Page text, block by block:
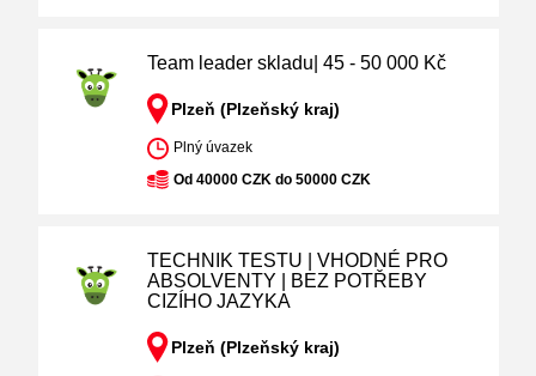
Team leader skladu| 45 - 50 000 Kč
Plzeň (Plzeňský kraj)
Plný úvazek
Od 40000 CZK do 50000 CZK
TECHNIK TESTU | VHODNÉ PRO
ABSOLVENTY | BEZ POTŘEBY
CIZÍHO JAZYKA
Plzeň (Plzeňský kraj)